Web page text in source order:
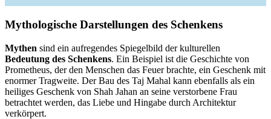
Mythologische Darstellungen des Schenkens
Mythen sind ein aufregendes Spiegelbild der kulturellen
Bedeutung des Schenkens. Ein Beispiel ist die Geschichte von
Prometheus, der den Menschen das Feuer brachte, ein Geschenk mit
enormer Tragweite. Der Bau des Taj Mahal kann ebenfalls als ein
heiliges Geschenk von Shah Jahan an seine verstorbene Frau
betrachtet werden, das Liebe und Hingabe durch Architektur
verkörpert.